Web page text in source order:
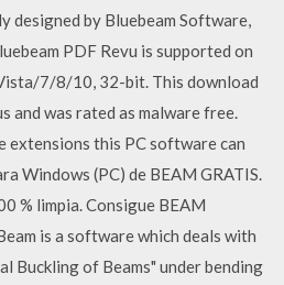
designed by Bluebeam Software,
PDF Revu is supported on
7/8/10, 32-bit. This download
and was rated as malware free.
extensions this PC software can
Windows (PC) de BEAM GRATIS.
% limpia. Consigue BEAM
is a software which deals with
Buckling of Beams" under bending